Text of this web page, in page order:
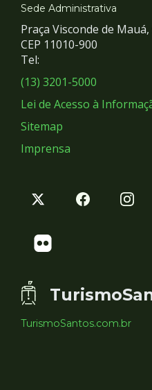
e
Redes
Sociais
Sede Administrativa
Praça Visconde de
CEP 11010-900
Tel:
(13) 3201-5000
Lei de Acesso à
Sitemap
Imprensa
TurismoSantos.com.br